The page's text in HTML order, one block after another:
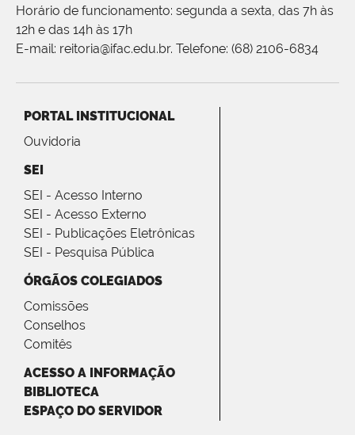
Horário de funcionamento: segunda a sexta, das 7h às
12h e das 14h às 17h
E-mail: reitoria@ifac.edu.br. Telefone: (68) 2106-6834
PORTAL INSTITUCIONAL
Ouvidoria
SEI
SEI - Acesso Interno
SEI - Acesso Externo
SEI - Publicações Eletrônicas
SEI - Pesquisa Pública
ÓRGÃOS COLEGIADOS
Comissões
Conselhos
Comitês
ACESSO A INFORMAÇÃO
BIBLIOTECA
ESPAÇO DO SERVIDOR